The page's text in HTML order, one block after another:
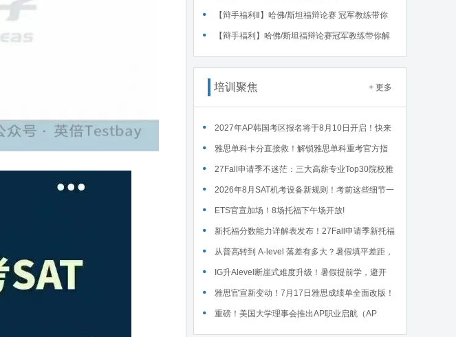
【辩手福利Ⅱ】哈佛/斯坦福辩论赛 冠军教练带你
解读WSDA全国赛Junior即兴辩论第二轮备稿辩题
【辩手福利】哈佛/斯坦福辩论赛冠军教练带你解
读WSDA全国赛Junior即兴辩论第一轮备稿辩题
培训聚焦 + 更多
2027年AP韩国考区报名将于8月10日开启！快来
码住这份详细报名流程！
雅思单科卡分直接救！解锁雅思单科重考官方指
南！
27Fall申请季不迷茫：三大高薪专业Top30院校雅
思要求汇总！
2026年8月SAT机考设备新规则！考前这些细节一
定要核对～
ETS官宣加场！8场托福下午场开放!
新托福分数能力详解表发布！27Fall申请季新托福
考试院校录取要求汇总！
从普高转到 A-level 落差有多大？暑假填平差距，
首考 A * 不是梦！
IG升Alevel断崖式难度升级！暑假提前学，避开
90%的升学大坑
雅思官宣新变动！7月17日雅思成绩单全面改版！
重磅！美国大学理事会推出AP职业启航（AP
Career Kickstart）新课程！